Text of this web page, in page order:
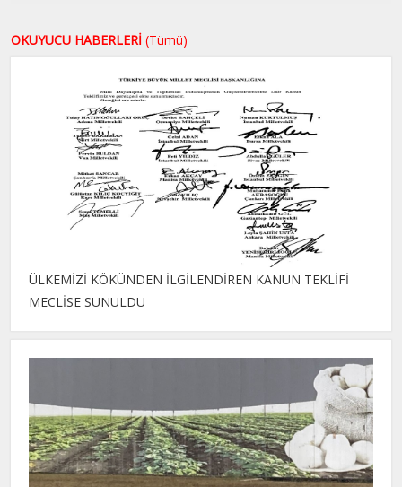
OKUYUCU HABERLERİ (Tümü)
ÜLKEMİZİ KÖKÜNDEN İLGİLENDİREN KANUN TEKLİFİ
MECLİSE SUNULDU